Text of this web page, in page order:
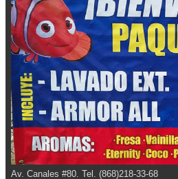
Av. Canales #80. Tel. (868)218-33-68